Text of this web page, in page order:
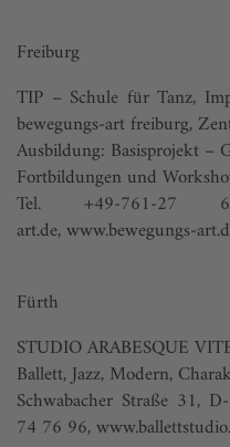
Freiburg
TIP – Schule für Tanz,
bewegungs-art freiburg,
Ausbildung: Basisprojekt –
Fortbildungen und
Tel. +49-761-
art.de,www.bewegungs-
Fürth
STUDIO ARABESQUE
Ballett, Jazz, Modern,
Schwabacher Straße 31,
74 76 96,